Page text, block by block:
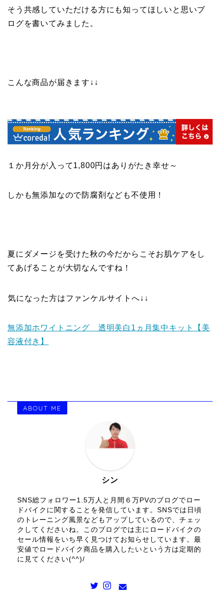
そう共感していただける方にも知ってほしいと思いブ
ログを書いてみました。
こんな商品が届きます↓↓
１か月分が入って1,800円はありがたき幸せ～
しかも無添加なので防腐剤なども不使用！
夏にダメージを受けた秋の今だからこそお肌ケアをし
てあげることが大切なんですね！
気になった方はファンケルサイトへ↓↓
無添加ホワイトニング 透明美白1ヵ月集中キット【美
容液付き】
ABOUT ME
シン
SNS総フォロワー1.5万人と月間６万PVのブログでロー
ドバイクに関することを発信しています。SNSでは日頃
のトレーニング風景などもアップしているので、チェッ
クしてくださいね。このブログでは主にロードバイクの
セール情報をいち早く見つけてお知らせしています。最
安値でロードバイク商品を購入したいという方は定期的
に見てください(^^)/